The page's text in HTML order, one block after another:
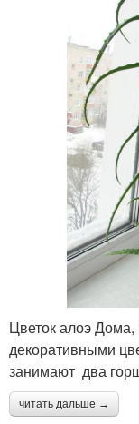
Цветок алоэ Дома,
декоративными
занимают два
читать дальше →